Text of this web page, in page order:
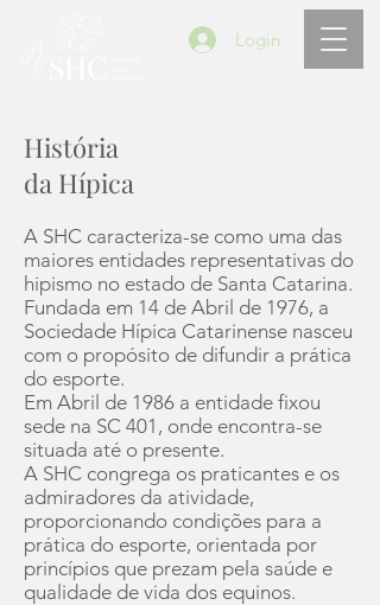
Login
História
da Hípica
A SHC caracteriza-se como uma das
maiores entidades representativas do
hipismo no estado de Santa Catarina.
Fundada em 14 de Abril de 1976, a
Sociedade Hípica Catarinense nasceu
com o propósito de difundir a prática
do esporte.
Em Abril de 1986 a entidade fixou
sede na SC 401, onde encontra-se
situada até o presente.
A SHC congrega os praticantes e os
admiradores da atividade,
proporcionando condições para a
prática do esporte, orientada por
princípios que prezam pela saúde e
qualidade de vida dos equinos.